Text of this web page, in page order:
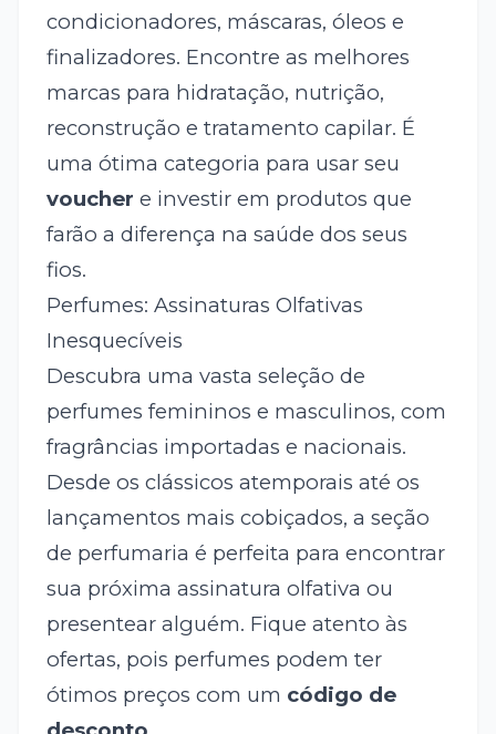
condicionadores, máscaras, óleos e
finalizadores. Encontre as melhores
marcas para hidratação, nutrição,
reconstrução e tratamento capilar. É
uma ótima categoria para usar seu
voucher e investir em produtos que
farão a diferença na saúde dos seus
fios.
Perfumes: Assinaturas Olfativas
Inesquecíveis
Descubra uma vasta seleção de
perfumes femininos e masculinos, com
fragrâncias importadas e nacionais.
Desde os clássicos atemporais até os
lançamentos mais cobiçados, a seção
de perfumaria é perfeita para encontrar
sua próxima assinatura olfativa ou
presentear alguém. Fique atento às
ofertas, pois perfumes podem ter
ótimos preços com um código de